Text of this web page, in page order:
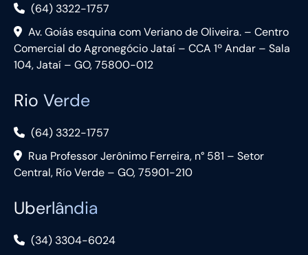
(64) 3322-1757
Av. Goiás esquina com Veriano de Oliveira. – Centro
Comercial do Agronegócio Jataí – CCA 1º Andar – Sala
104, Jataí – GO, 75800-012
Rio Verde
(64) 3322-1757
Rua Professor Jerônimo Ferreira, n° 581 – Setor
Central, Río Verde – GO, 75901-210
Uberlândia
(34) 3304-6024